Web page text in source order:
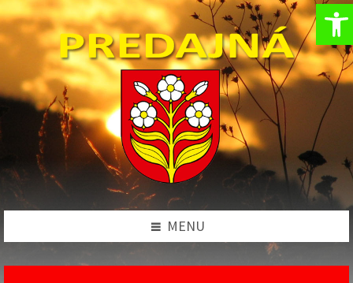
Preskočiť
na
obsah
Preskočiť
na
ľavý
Preskočiť
na
pravý
Preskočiť
na
pätičku
MENU